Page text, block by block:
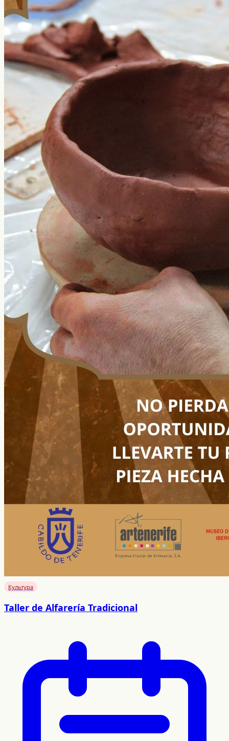
Культура
Taller de Alfarería Tradicional